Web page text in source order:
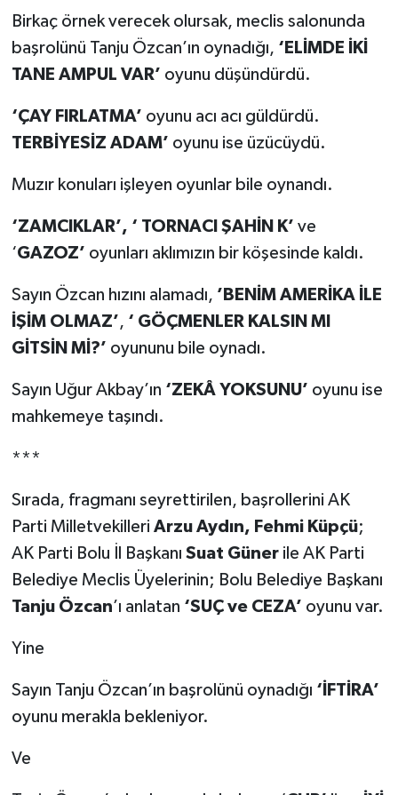
Birkaç örnek verecek olursak, meclis salonunda
başrolünü Tanju Özcan’ın oynadığı, ‘ELİMDE İKİ
TANE AMPUL VAR’ oyunu düşündürdü.
‘ÇAY FIRLATMA’ oyunu acı acı güldürdü.
TERBİYESİZ ADAM’ oyunu ise üzücüydü.
Muzır konuları işleyen oyunlar bile oynandı.
‘ZAMCIKLAR’, ‘ TORNACI ŞAHİN K’ ve
‘GAZOZ’ oyunları aklımızın bir köşesinde kaldı.
Sayın Özcan hızını alamadı, ’BENİM AMERİKA İLE
İŞİM OLMAZ’, ‘ GÖÇMENLER KALSIN MI
GİTSİN Mİ?’ oyununu bile oynadı.
Sayın Uğur Akbay’ın ‘ZEKÂ YOKSUNU’ oyunu ise
mahkemeye taşındı.
***
Sırada, fragmanı seyrettirilen, başrollerini AK
Parti Milletvekilleri Arzu Aydın, Fehmi Küpçü;
AK Parti Bolu İl Başkanı Suat Günerile AK Parti
Belediye Meclis Üyelerinin; Bolu Belediye Başkanı
Tanju Özcan’ı anlatan ‘SUÇ ve CEZA’ oyunu var.
Yine
Sayın Tanju Özcan’ın başrolünü oynadığı ‘İFTİRA’
oyunu merakla bekleniyor.
Ve